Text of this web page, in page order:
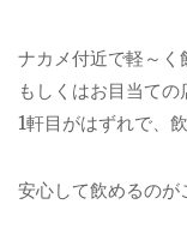
ナカメ付近で軽～く
もしくはお目当ての
1軒目がはずれで、
安心して飲めるのが